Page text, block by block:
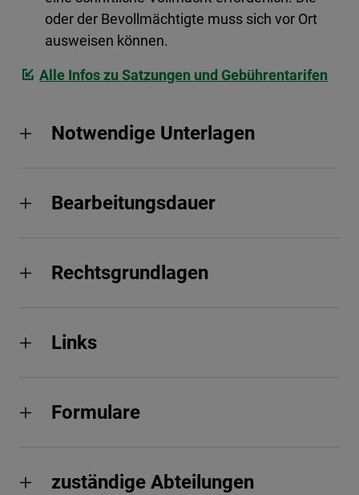
oder der Bevollmächtigte muss sich vor Ort
ausweisen können.
Alle Infos zu Satzungen und Gebührentarifen
Notwendige Unterlagen
Bearbeitungsdauer
Rechtsgrundlagen
Links
Formulare
zuständige Abteilungen